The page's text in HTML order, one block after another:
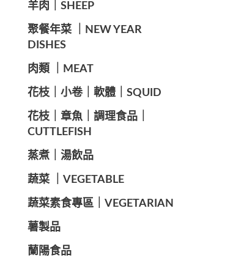
羊肉｜SHEEP
️聚餐年菜 ｜NEW YEAR
DISHES
肉類 ｜MEAT
️花枝｜小卷｜軟體｜SQUID
花枝｜章魚｜調理食品｜
CUTTLEFISH
️蒸煮｜湯飲品
蔬菜 ｜VEGETABLE
蔬菜素食專區｜VEGETARIAN
️薯製品
蘭陽食品